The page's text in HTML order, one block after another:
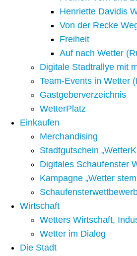
Henriette Davidis
Von der Recke
Freiheit
Auf nach Wetter
Digitale Stadtrallye mit
Team-Events in Wetter
Gastgeberverzeichnis
WetterPlatz
Einkaufen
Merchandising
Stadtgutschein
Digitales Schaufenster
Kampagne „Wetter
Wirtschaft
Wetters Wirtschaft,
Wetter im Dialog
Die Stadt